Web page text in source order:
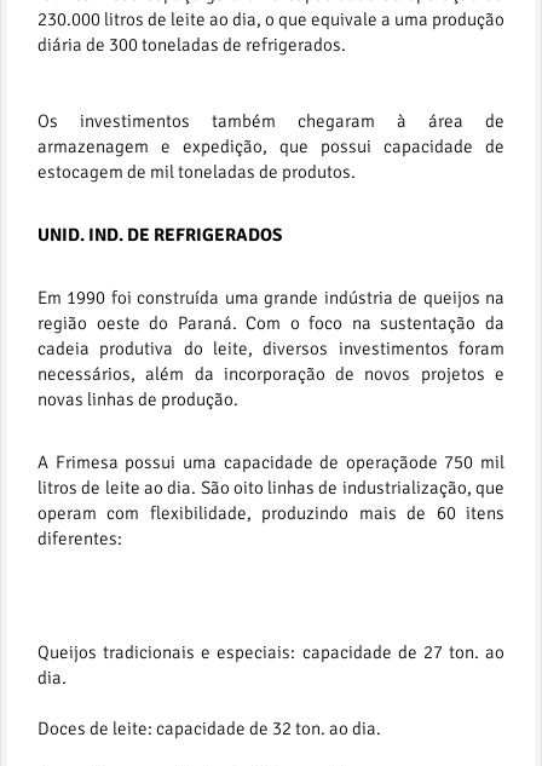
230.000 litros de leite ao dia, o que equivale a uma produção
diária de 300 toneladas de refrigerados.
Os investimentos também chegaram à área de
armazenagem e expedição, que possui capacidade de
estocagem de mil toneladas de produtos.
UNID. IND. DE REFRIGERADOS
Em 1990 foi construída uma grande indústria de queijos na
região oeste do Paraná. Com o foco na sustentação da
cadeia produtiva do leite, diversos investimentos foram
necessários, além da incorporação de novos projetos e
novas linhas de produção.
A Frimesa possui uma capacidade de operaçãode 750 mil
litros de leite ao dia. São oito linhas de industrialização, que
operam com flexibilidade, produzindo mais de 60 itens
diferentes:
Queijos tradicionais e especiais: capacidade de 27 ton. ao
dia.
Doces de leite: capacidade de 32 ton. ao dia.